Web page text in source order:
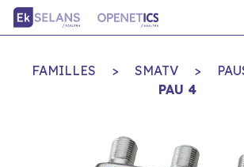
FAMILLES > SMATV >
PAU 4